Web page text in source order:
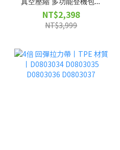
D0502086
NT$2,398
NT$3,999